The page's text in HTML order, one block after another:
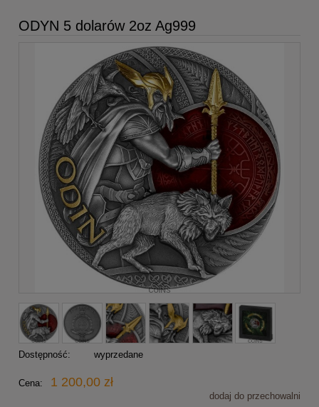
ODYN 5 dolarów 2oz Ag999
Dostępność: wyprzedane
Cena: 1 200,00 zł
dodaj do przechowalni